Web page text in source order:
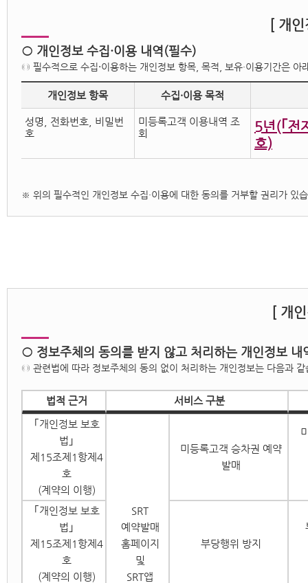
[ 개
○ 개인정보 수집·이용 내역(필수)
◎ 필수적으로 수집⋅이용하는 개인정보 항목, 목적, 보유・이용기간은 아
개인정보 항목 수집·이용 목적
성명, 전화번호, 비밀번
호
미등록고객 이용내역 조
회
5년(｢전
호)
※ 위의 필수적인 개인정보 수집·이용에 대한 동의를 거부할 권리가 있
[ 개
○ 정보주체의 동의를 받지 않고 처리하는 개인정보 내
◎ 관련법에 따라 정보주체의 동의 없이 처리하는 개인정보는 다음과 같
법적 근거
서비스 구분
｢개인정보 보호
법｣
제15조제1항제4
호
(계약의 이행)
SRT
예약발매
홈페이지
및
SRT앱
미등록고객 승차권 예약
발매
｢개인정보 보호
법｣
제15조제1항제4
호
(계약의 이행)
부당행위 방지